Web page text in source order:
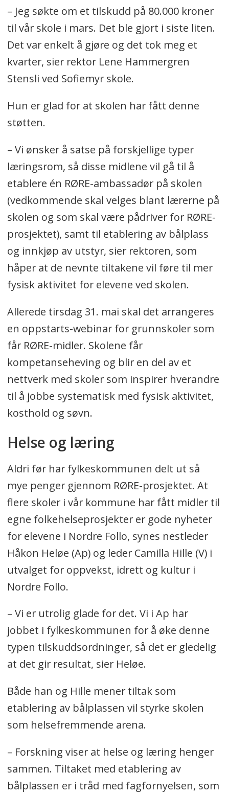
– Jeg søkte om et tilskudd på 80.000 kroner
til vår skole i mars. Det ble gjort i siste liten.
Det var enkelt å gjøre og det tok meg et
kvarter, sier rektor Lene Hammergren
Stensli ved Sofiemyr skole.
Hun er glad for at skolen har fått denne
støtten.
– Vi ønsker å satse på forskjellige typer
læringsrom, så disse midlene vil gå til å
etablere én RØRE-ambassadør på skolen
(vedkommende skal velges blant lærerne på
skolen og som skal være pådriver for RØRE-
prosjektet), samt til etablering av bålplass
og innkjøp av utstyr, sier rektoren, som
håper at de nevnte tiltakene vil føre til mer
fysisk aktivitet for elevene ved skolen.
Allerede tirsdag 31. mai skal det arrangeres
en oppstarts-webinar for grunnskoler som
får RØRE-midler. Skolene får
kompetanseheving og blir en del av et
nettverk med skoler som inspirer hverandre
til å jobbe systematisk med fysisk aktivitet,
kosthold og søvn.
Helse og læring
Aldri før har fylkeskommunen delt ut så
mye penger gjennom RØRE-prosjektet. At
flere skoler i vår kommune har fått midler til
egne folkehelseprosjekter er gode nyheter
for elevene i Nordre Follo, synes nestleder
Håkon Heløe (Ap) og leder Camilla Hille (V) i
utvalget for oppvekst, idrett og kultur i
Nordre Follo.
– Vi er utrolig glade for det. Vi i Ap har
jobbet i fylkeskommunen for å øke denne
typen tilskuddsordninger, så det er gledelig
at det gir resultat, sier Heløe.
Både han og Hille mener tiltak som
etablering av bålplassen vil styrke skolen
som helsefremmende arena.
– Forskning viser at helse og læring henger
sammen. Tiltaket med etablering av
bålplassen er i tråd med fagfornyelsen, som